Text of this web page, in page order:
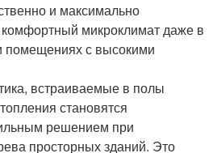
и максимально
микроклимат даже в
с высокими
встраиваемые в полы
становятся
решением при
просторных зданий. Это